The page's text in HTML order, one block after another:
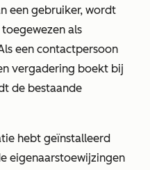
een gebruiker, wordt
als
een contactpersoon
vergadering boekt bij
de bestaande
hebt geïnstalleerd
eigenaarstoewijzingen